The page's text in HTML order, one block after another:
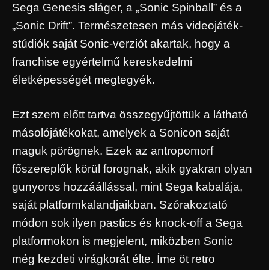
Sega Genesis sláger, a „Sonic Spinball” és a
„Sonic Drift”. Természetesen más videojáték-
stúdiók saját Sonic-verziót akartak, hogy a
franchise egyértelmű kereskedelmi
életképességét megtegyék.
Ezt szem előtt tartva összegyűjtöttük a látható
másolójátékokat, amelyek a Sonicon saját
maguk pörögnek. Ezek az antropomorf
főszereplők körül forognak, akik gyakran olyan
gunyoros hozzáállással, mint Sega kabalája,
saját platformkalandjaikban. Szórakoztató
módon sok ilyen pastics és knock-off a Sega
platformokon is megjelent, miközben Sonic
még kezdeti virágkorát élte. Íme öt retro